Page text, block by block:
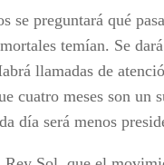
se preguntará qué
temían. Se
llamadas de
cuatro meses son un
día será menos